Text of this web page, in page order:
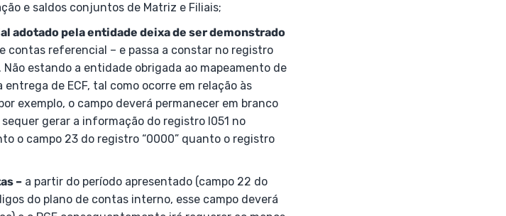
e saldos conjuntos de Matriz e Filiais;
adotado pela entidade deixa de ser demonstrado
contas referencial – e passa a constar no registro
estando a entidade obrigada ao mapeamento de
de ECF, tal como ocorre em relação às
exemplo, o campo deverá permanecer em branco
gerar a informação do registro I051 no
o campo 23 do registro “0000” quanto o registro
–a partir do período apresentado (campo 22 do
do plano de contas interno, esse campo deverá